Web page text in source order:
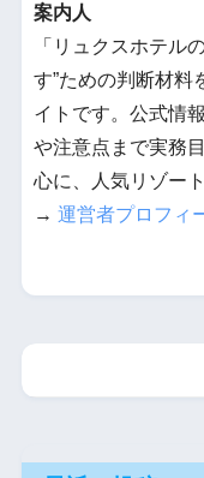
案内人
「リュクスホテル
す”ための判断材料
イトです。公式情
や注意点まで実務
心に、人気リゾー
→ 運営者プロフィ